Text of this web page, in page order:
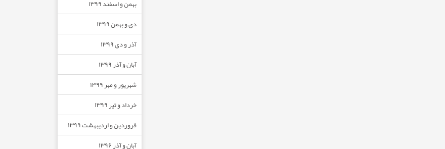
بهمن و اسفند ۱۳۹۹
دی و بهمن ۱۳۹۹
آذر و دی ۱۳۹۹
آبان و آذر ۱۳۹۹
شهریور و مهر ۱۳۹۹
خرداد و تیر ۱۳۹۹
فروردین و اردیبهشت ۱۳۹۹
آبان و آذر ۱۳۹۶